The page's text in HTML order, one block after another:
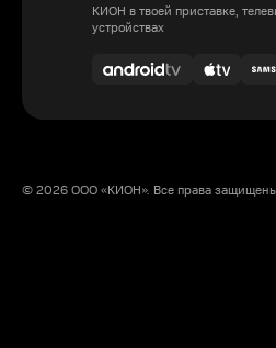
КИОН в твоей приставке,
устройствах
© 2026 ООО «КИОН». Все права